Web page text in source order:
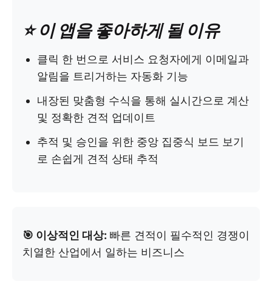
⭐️ 이 앱을 좋아하게 될 이유
클릭 한 번으로 서비스 요청자에게 이메일과
알림을 트리거하는 자동화 기능
내장된 맞춤형 수식을 통해 실시간으로 계산
및 정확한 견적 업데이트
추적 및 승인을 위한 중앙 집중식 보드 보기
로 손쉽게 견적 상태 추적
🎯 이상적인 대상: 빠른 견적이 필수적인 경쟁이
치열한 산업에서 일하는 비즈니스